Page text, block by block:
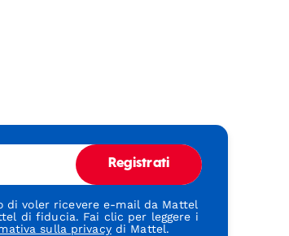
Registrati
di voler ricevere e-mail da Mattel
di fiducia. Fai clic per leggere i
sulla privacydi Mattel.